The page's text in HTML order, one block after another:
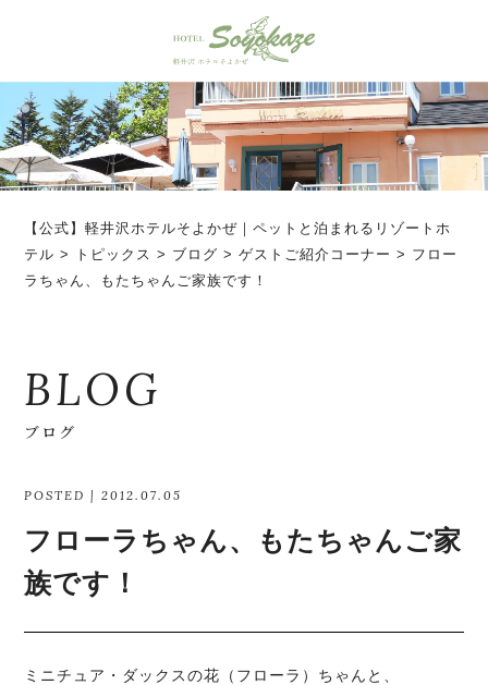
【公式】軽井沢ホテルそよかぜ｜ペットと泊まれるリゾートホ
テル > トピックス > ブログ >ゲストご紹介コーナー > フロー
ラちゃん、もたちゃんご家族です！
BLOG
ブログ
POSTED | 2012.07.05
フローラちゃん、もたちゃんご家
族です！
ミニチュア・ダックスの花（フローラ）ちゃんと、